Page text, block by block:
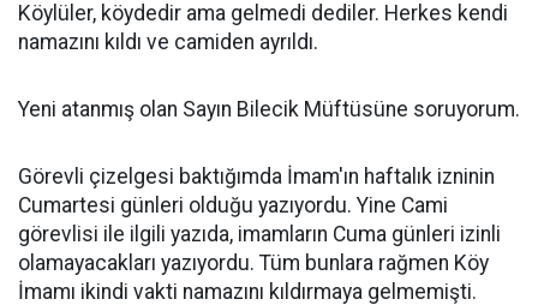
Köylüler, köydedir ama gelmedi dediler. Herkes kendi
namazını kıldı ve camiden ayrıldı.
Yeni atanmış olan Sayın Bilecik Müftüsüne soruyorum.
Görevli çizelgesi baktığımda İmam'ın haftalık izninin
Cumartesi günleri olduğu yazıyordu. Yine Cami
görevlisi ile ilgili yazıda, imamların Cuma günleri izinli
olamayacakları yazıyordu. Tüm bunlara rağmen Köy
İmamı ikindi vakti namazını kıldırmaya gelmemişti.